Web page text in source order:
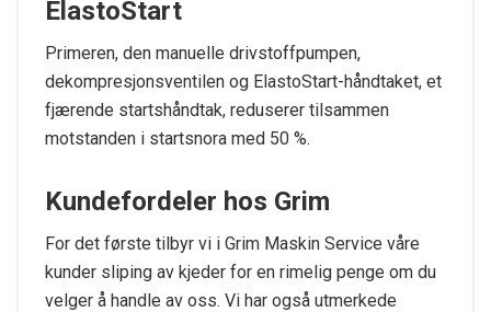
ElastoStart
Primeren, den manuelle drivstoffpumpen,
dekompresjonsventilen og ElastoStart-håndtaket, et
fjærende startshåndtak, reduserer tilsammen
motstanden i startsnora med 50 %.
Kundefordeler hos Grim
For det første tilbyr vi i Grim Maskin Service våre
kunder sliping av kjeder for en rimelig penge om du
velger å handle av oss. Vi har også utmerkede